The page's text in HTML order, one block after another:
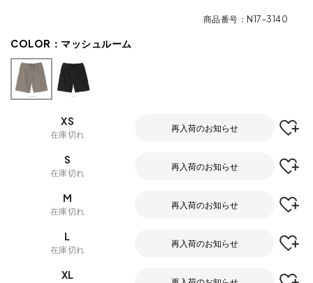
商品番号 N17-3140
COLOR： マッシュルーム
XS
在庫切れ
再入荷のお知らせ
S
在庫切れ
再入荷のお知らせ
M
在庫切れ
再入荷のお知らせ
L
在庫切れ
再入荷のお知らせ
XL